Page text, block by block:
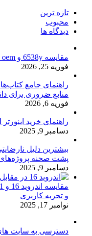
تازه ترین
محبوب
دیدگاه ها
مقایسه 6538y و intel xeon platinum 8470q oem
فوریه 25, 2026
راهنمای جامع
منابع ضروری برای
فوریه 6, 2026
راهنمای خرید
دسامبر 9, 2025
بیشترین دلیل
پشت صحنه پروژه‌های
دسامبر 9, 2025
و تجربه کاربری
نوامبر 17, 2025
دسترسی به سایت های